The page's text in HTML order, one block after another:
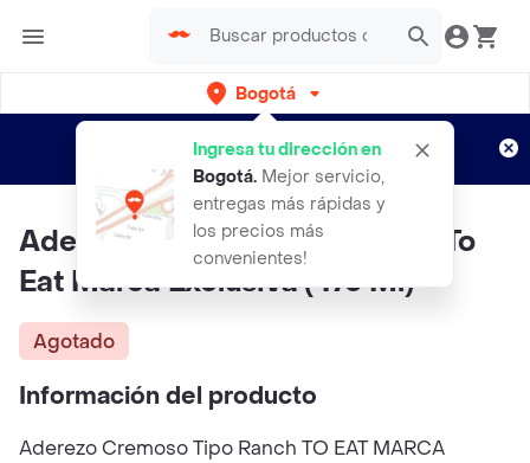
Bogotá
Ingresa tu dirección en
Bogotá. Mejor servicio,
entregas más rápidas y
los precios más
convenientes!
envíos gratis por semanas
Aplican TyC
Aderezo Cremoso Tipo Ranch To
Eat Marca Exclusiva (475 Ml)
Agotado
Información del producto
Aderezo Cremoso Tipo Ranch TO EAT MARCA